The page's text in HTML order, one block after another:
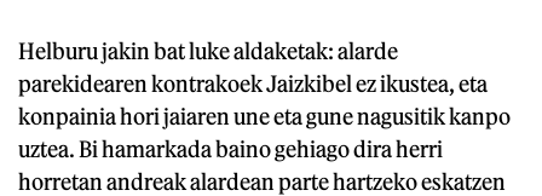
Helburu jakin bat luke aldaketak: alarde
parekidearen kontrakoek Jaizkibel ez ikustea, eta
konpainia hori jaiaren une eta gune nagusitik kanpo
uztea. Bi hamarkada baino gehiago dira herri
horretan andreak alardean parte hartzeko eskatzen